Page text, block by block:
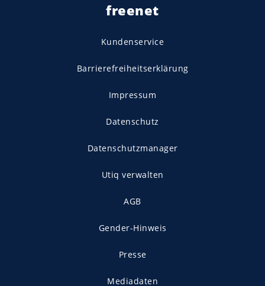
freenet
Kundenservice
Barrierefreiheitserklärung
Impressum
Datenschutz
Datenschutzmanager
Utiq verwalten
AGB
Gender-Hinweis
Presse
Mediadaten